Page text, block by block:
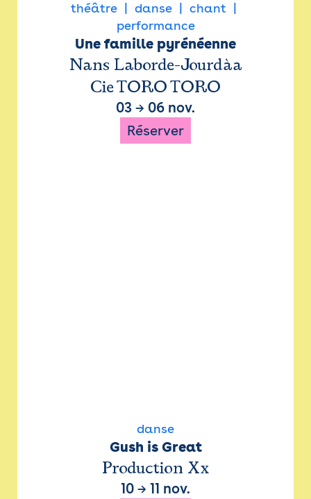
théâtre danse
chant
performance
Une famille pyrénéenne
Nans Laborde-Jourdàa
Cie TORO TORO
03 → 06 nov.
Réserver
danse
Gush is Great
Production Xx
10 → 11 nov.